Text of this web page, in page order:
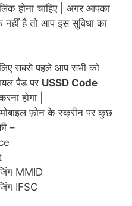
होना चाहिए | अगर आपका
है तो आप इस सुविधा का
सबसे पहले आप सभी को
पैड पर USSD Code
होगा |
फ़ोन के स्क्रीन पर कुछ
–
MMID
IFSC